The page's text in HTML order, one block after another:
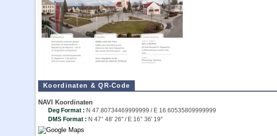
Koordinaten & QR-Code
NAVI Koordinaten
Deg Format : N 47.80734469999999 / E 16.60535809999999
DMS Format : N 47° 48' 26'' / E 16° 36' 19''